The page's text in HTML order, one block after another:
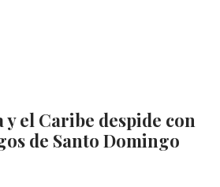
el Caribe despide con
de Santo Domingo